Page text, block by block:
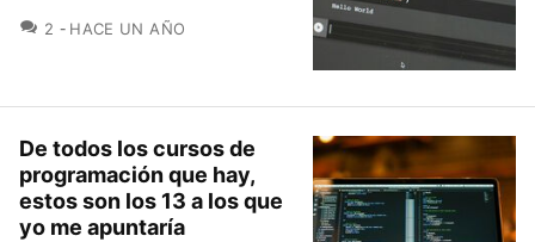
2 COMENTARIOS
HACE UN AÑO
De todos los cursos de
programación que hay,
estos son los 13 a los que
yo me apuntaría